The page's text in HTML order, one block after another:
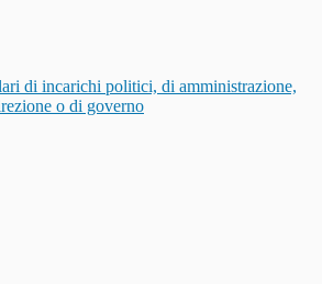
di incarichi politici, di amministrazione,
o di governo